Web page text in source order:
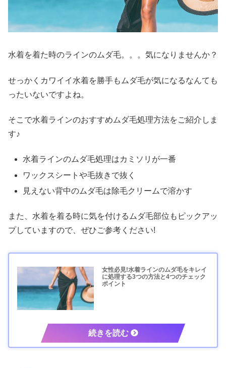
水着を着た時のラインのムダ毛。。。気になりませんか？
せっかくカワイイ水着を勝手もムダ毛が気になるなんても
ったいないですよね。
そこで水着ラインのおすすめムダ毛処理方法をご紹介しま
す♪
水着ラインのムダ毛処理はカミソリが一番
ワックスシートや毛抜きで抜く
見えない背中のムダ毛は除毛クリームで溶かす
また、水着を着る時に気を付けるムダ毛部位もピックアッ
プしていますので、ぜひご参考ください!
女性必見!水着ラインのムダ毛をキレイ
に処理する3つの方法と4つのチェック
ポイント